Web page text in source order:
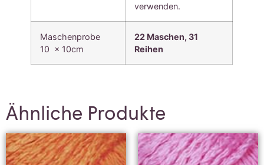
verwenden.
Maschenprobe
10 x 10cm
22 Maschen, 31
Reihen
Ähnliche Produkte